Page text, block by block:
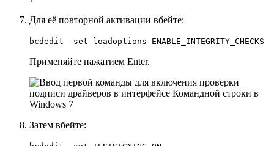
Для её повторной активации вбейте:
bcdedit -set loadoptions ENABLE_INTEGRITY_CHECKS
Применяйте нажатием Enter.
Затем вбейте: